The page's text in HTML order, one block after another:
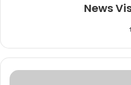
News